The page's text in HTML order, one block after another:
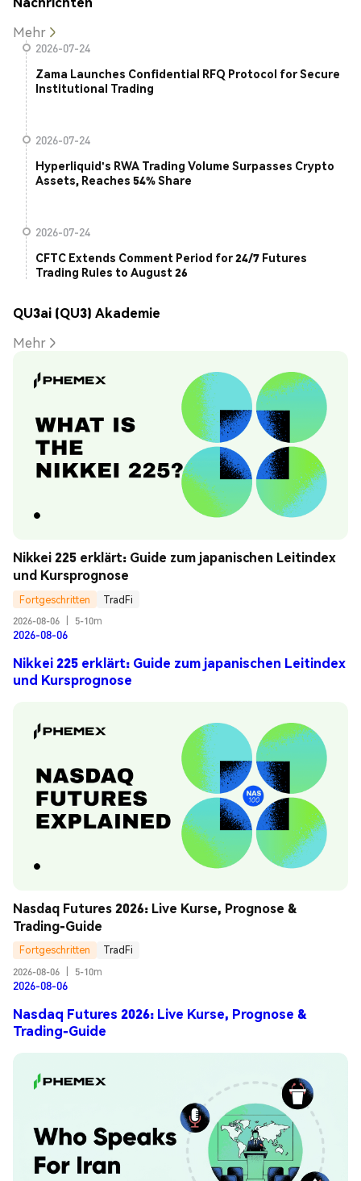
Mehr
2026-07-24
Zama Launches Confidential RFQ Protocol for Secure
Institutional Trading
2026-07-24
Hyperliquid's RWA Trading Volume Surpasses Crypto
Assets, Reaches 54% Share
2026-07-24
CFTC Extends Comment Period for 24/7 Futures
Trading Rules to August 26
QU3ai (QU3) Akademie
Mehr
Nikkei 225 erklärt: Guide zum japanischen Leitindex
und Kursprognose
Fortgeschritten
TradFi
2026-08-06
5-10m
2026-08-06
Nikkei 225 erklärt: Guide zum japanischen Leitindex
und Kursprognose
Nasdaq Futures 2026: Live Kurse, Prognose &
Trading-Guide
Fortgeschritten
TradFi
2026-08-06
5-10m
2026-08-06
Nasdaq Futures 2026: Live Kurse, Prognose &
Trading-Guide